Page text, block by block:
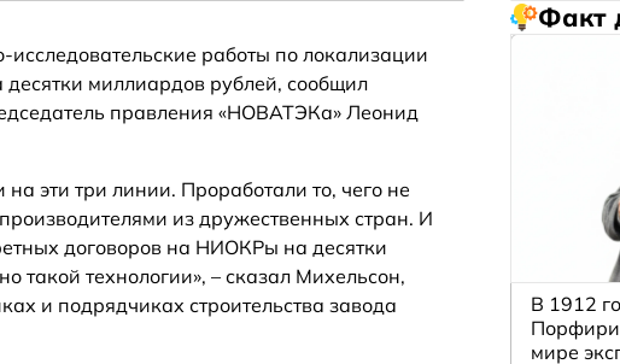
работы по локализации
миллиардов рублей, сообщил
правления «НОВАТЭКа» Леонид
эти три линии. Проработали то, чего не
из дружественных стран. И
договоров на НИОКРы на десятки
такой технологии», – сказал Михельсон,
и подрядчиках строительства завода
Факт
В 1912
мире